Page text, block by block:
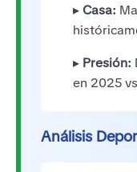
▸ Casa:
▸ Presión:
en 2025
Análisis